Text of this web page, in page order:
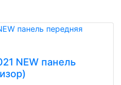
NEW панель